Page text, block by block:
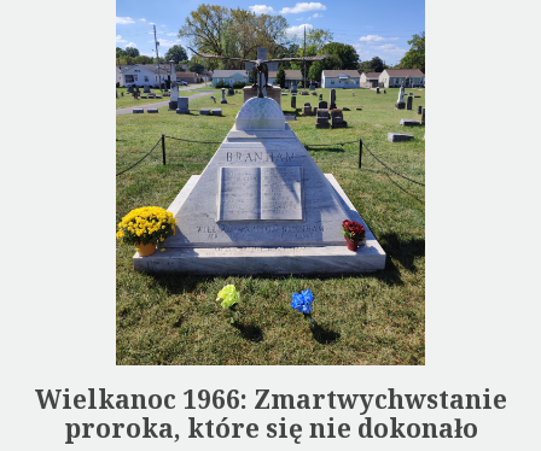
Wielkanoc 1966: Zmartwychwstanie
proroka, które się nie dokonało